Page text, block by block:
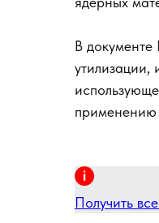
В
утилизации,
применению
Получить